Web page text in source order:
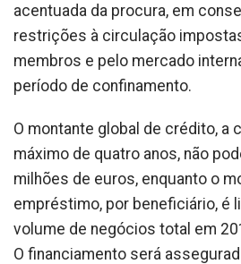
acentuada da procura, em
restrições à circulação
membros e pelo mercado
período de confinamento.
O montante global de crédito, a
máximo de quatro anos, não
milhões de euros, enquanto o
empréstimo, por beneficiário, é
volume de negócios total em
O financiamento será